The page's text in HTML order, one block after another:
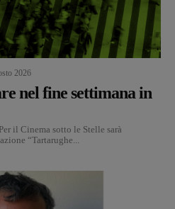
2026
nel fine settimana in
il Cinema sotto le Stelle sarà
“Tartarughe...